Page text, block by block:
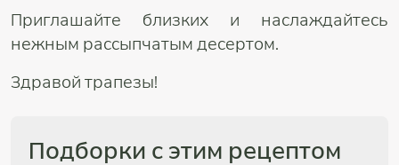
Приглашайте близких и наслаждайтесь
нежным рассыпчатым десертом.
Здравой трапезы!
Подборки с этим рецептом